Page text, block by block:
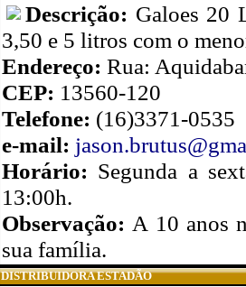
Descrição: Galoes 20
3,50 e 5 litros com o
Endereço: Rua:
CEP: 13560-120
Telefone: (16)3371-0535
e-mail:
Horário: Segunda a
13:00h.
Observação: A 10 anos
sua família.
DISTRIBUIDORA ESTADÃO